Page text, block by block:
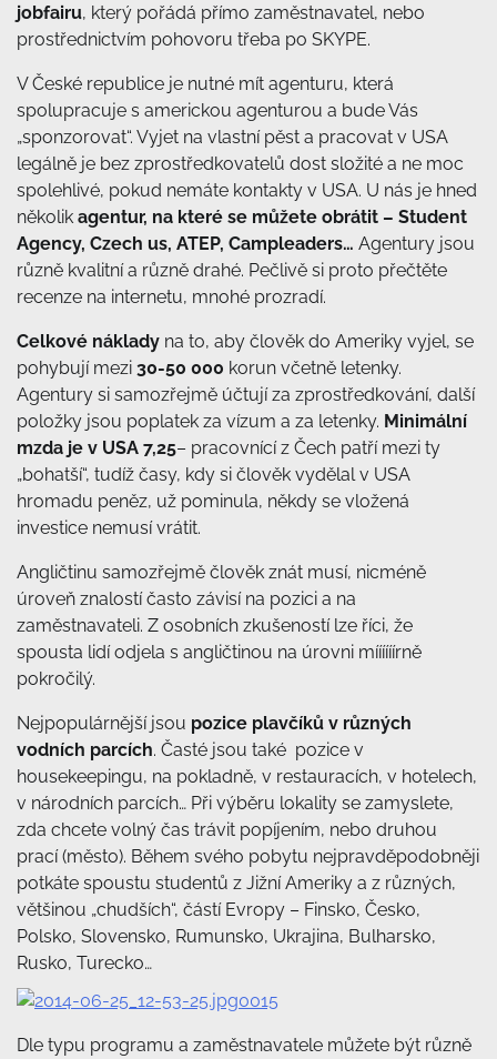
jobfairu, který pořádá přímo zaměstnavatel, nebo
prostřednictvím pohovoru třeba po SKYPE.
V České republice je nutné mít agenturu, která
spolupracuje s americkou agenturou a bude Vás
„sponzorovat“. Vyjet na vlastní pěst a pracovat v USA
legálně je bez zprostředkovatelů dost složité a ne moc
spolehlivé, pokud nemáte kontakty v USA. U nás je hned
několik agentur, na které se můžete obrátit – Student
Agency, Czech us, ATEP, Campleaders… Agentury jsou
různě kvalitní a různě drahé. Pečlivě si proto přečtěte
recenze na internetu, mnohé prozradí.
Celkové náklady na to, aby člověk do Ameriky vyjel, se
pohybují mezi 30-50 000 korun včetně letenky.
Agentury si samozřejmě účtují za zprostředkování, další
položky jsou poplatek za vízum a za letenky. Minimální
mzda je v USA 7,25– pracovnící z Čech patří mezi ty
„bohatší“, tudíž časy, kdy si člověk vydělal v USA
hromadu peněz, už pominula, někdy se vložená
investice nemusí vrátit.
Angličtinu samozřejmě člověk znát musí, nicméně
úroveň znalostí často závisí na pozici a na
zaměstnavateli. Z osobních zkušeností lze říci, že
spousta lidí odjela s angličtinou na úrovni míííííírně
pokročilý.
Nejpopulárnější jsou pozice plavčíků v různých
vodních parcích. Časté jsou také pozice v
housekeepingu, na pokladně, v restauracích, v hotelech,
v národních parcích… Při výběru lokality se zamyslete,
zda chcete volný čas trávit popíjením, nebo druhou
prací (město). Během svého pobytu nejpravděpodobněji
potkáte spoustu studentů z Jižní Ameriky a z různých,
většinou „chudších“, částí Evropy – Finsko, Česko,
Polsko, Slovensko, Rumunsko, Ukrajina, Bulharsko,
Rusko, Turecko…
Dle typu programu a zaměstnavatele můžete být různě